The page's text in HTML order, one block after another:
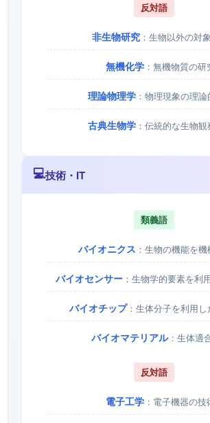
反対語
非生物研究 ：生物以外の対
無機化学 ：無機物質の研
理論物理学：物理現象の理論
古典生物学：伝統的な生物観
💻技術・IT
類義語
バイオニクス ：生物の機能を
バイオセンサー ：生物学的要素を利
バイオチップ：生体分子を利用し
バイオマテリアル：生体適
反対語
電子工学 ：電子機器の技